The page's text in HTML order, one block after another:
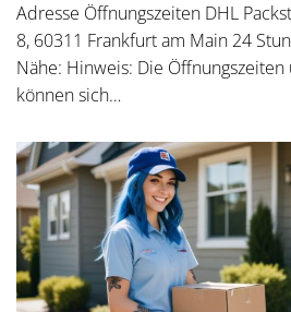
Adresse Öffnungszeiten DHL
8, 60311 Frankfurt am Main 24
Nähe: Hinweis: Die
können sich…